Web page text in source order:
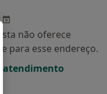
não oferece
para esse endereço.
atendimento